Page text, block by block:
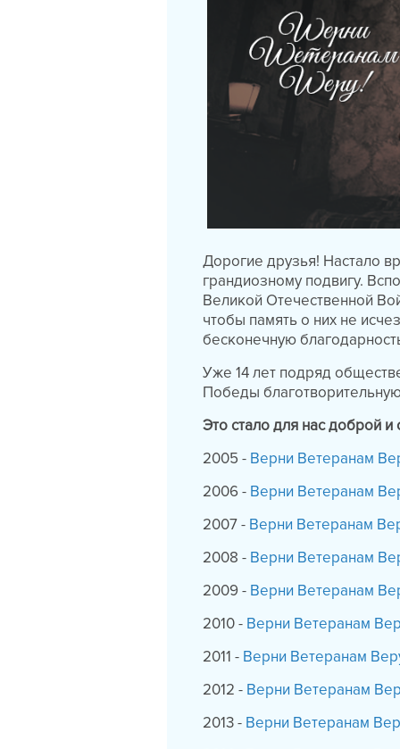
Дорогие друзья! Настало
грандиозному подвигу.
Великой Отечественной
чтобы память о них не
бесконечную
Уже 14 лет подряд
Победы
Это стало для нас доброй
2005 - Верни Ветеранам
2006 - Верни Ветеранам
2007 - Верни Ветеранам
2008 - Верни Ветеранам
2009 - Верни Ветеранам
2010 - Верни Ветеранам
2011 - Верни Ветеранам
2012 - Верни Ветеранам
2013 - Верни Ветеранам